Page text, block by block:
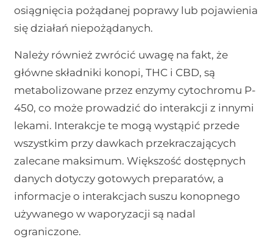
osiągnięcia pożądanej poprawy lub pojawienia
się działań niepożądanych.
Należy również zwrócić uwagę na fakt, że
główne składniki konopi, THC i CBD, są
metabolizowane przez enzymy cytochromu P-
450, co może prowadzić do interakcji z innymi
lekami. Interakcje te mogą wystąpić przede
wszystkim przy dawkach przekraczających
zalecane maksimum. Większość dostępnych
danych dotyczy gotowych preparatów, a
informacje o interakcjach suszu konopnego
używanego w waporyzacji są nadal
ograniczone.